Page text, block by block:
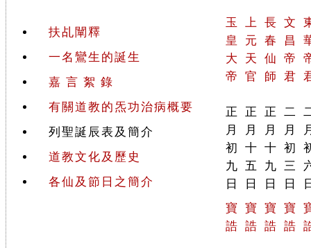
扶乩闡釋
一名鸞生的誕生
嘉 言 絮 錄
有關道教的炁功治病概要
列聖誕辰表及簡介
道教文化及歷史
各仙及節日之簡介
玉
皇
大
帝
上
元
天
官
長
春
仙
師
文
昌
帝
君
正
月
初
九
日
正
月
十
五
日
正
月
十
九
日
二
月
初
三
日
寶
誥
寶
誥
寶
誥
寶
誥